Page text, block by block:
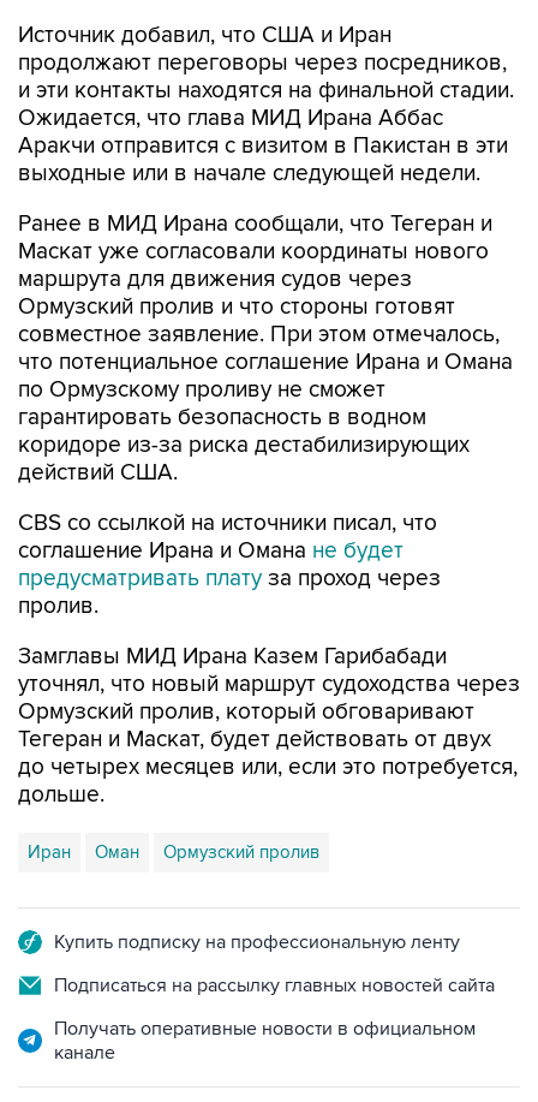
Источник добавил, что США и Иран
продолжают переговоры через посредников,
и эти контакты находятся на финальной стадии.
Ожидается, что глава МИД Ирана Аббас
Аракчи отправится с визитом в Пакистан в эти
выходные или в начале следующей недели.
Ранее в МИД Ирана сообщали, что Тегеран и
Маскат уже согласовали координаты нового
маршрута для движения судов через
Ормузский пролив и что стороны готовят
совместное заявление. При этом отмечалось,
что потенциальное соглашение Ирана и Омана
по Ормузскому проливу не сможет
гарантировать безопасность в водном
коридоре из-за риска дестабилизирующих
действий США.
CBS со ссылкой на источники писал, что
соглашение Ирана и Омана не будет
предусматривать плату за проход через
пролив.
Замглавы МИД Ирана Казем Гарибабади
уточнял, что новый маршрут судоходства через
Ормузский пролив, который обговаривают
Тегеран и Маскат, будет действовать от двух
до четырех месяцев или, если это потребуется,
дольше.
Иран Оман Ормузский пролив
Купить подписку на профессиональную ленту
Подписаться на рассылку главных новостей сайта
Получать оперативные новости в официальном
канале